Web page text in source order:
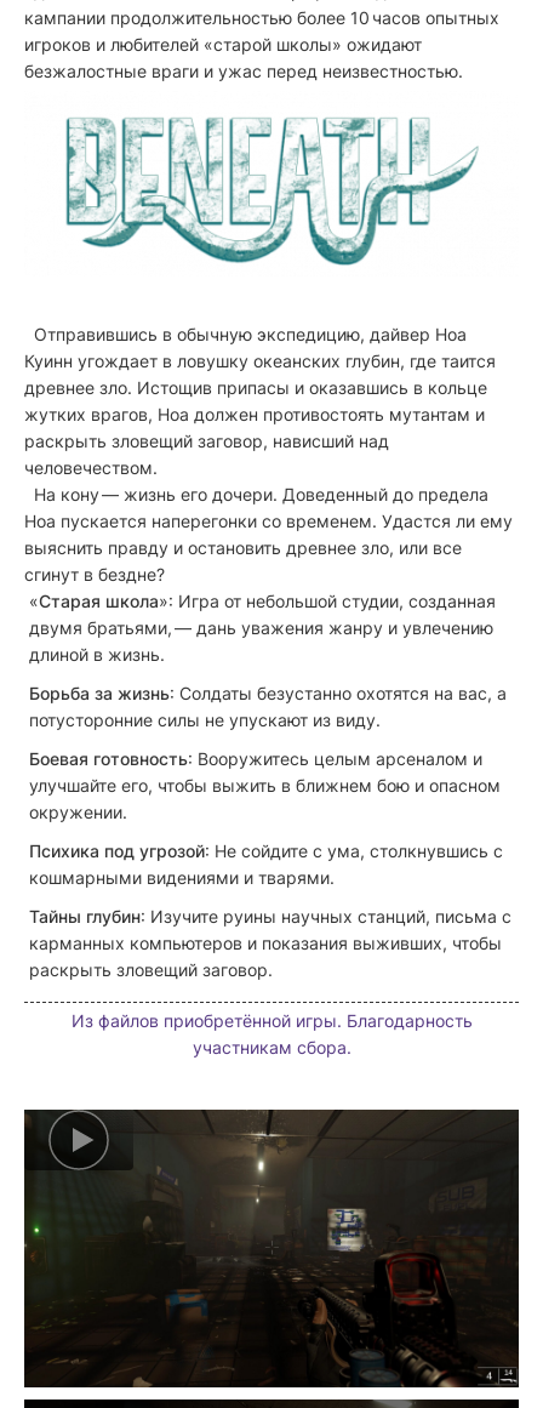
кампании продолжительностью более 10 часов опытных
игроков и любителей «старой школы» ожидают
безжалостные враги и ужас перед неизвестностью.
Отправившись в обычную экспедицию, дайвер Ноа
Куинн угождает в ловушку океанских глубин, где таится
древнее зло. Истощив припасы и оказавшись в кольце
жутких врагов, Ноа должен противостоять мутантам и
раскрыть зловещий заговор, нависший над
человечеством.
На кону — жизнь его дочери. Доведенный до предела
Ноа пускается наперегонки со временем. Удастся ли ему
выяснить правду и остановить древнее зло, или все
сгинут в бездне?
«Старая школа»: Игра от небольшой студии, созданная
двумя братьями, — дань уважения жанру и увлечению
длиной в жизнь.
Борьба за жизнь: Солдаты безустанно охотятся на вас, а
потусторонние силы не упускают из виду.
Боевая готовность: Вооружитесь целым арсеналом и
улучшайте его, чтобы выжить в ближнем бою и опасном
окружении.
Психика под угрозой: Не сойдите с ума, столкнувшись с
кошмарными видениями и тварями.
Тайны глубин: Изучите руины научных станций, письма с
карманных компьютеров и показания выживших, чтобы
раскрыть зловещий заговор.
Из файлов приобретённой игры. Благодарность
участникам сбора.